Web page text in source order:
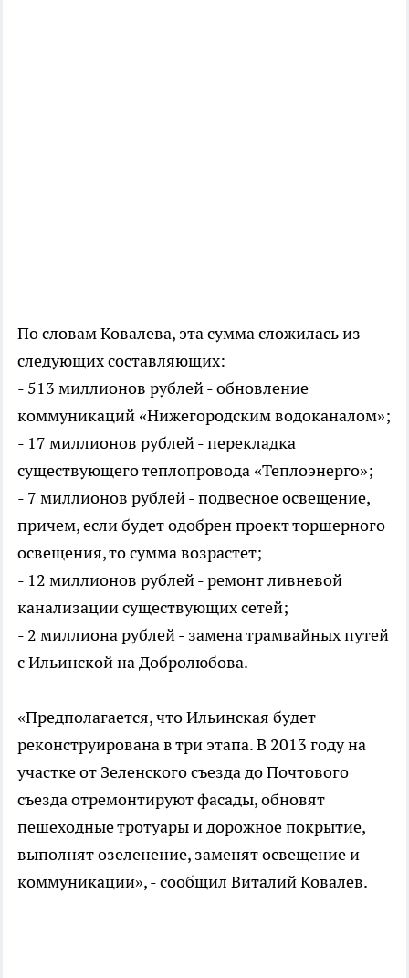
По словам Ковалева, эта сумма сложилась из
следующих составляющих:
- 513 миллионов рублей - обновление
коммуникаций «Нижегородским водоканалом»;
- 17 миллионов рублей - перекладка
существующего теплопровода «Теплоэнерго»;
- 7 миллионов рублей - подвесное освещение,
причем, если будет одобрен проект торшерного
освещения, то сумма возрастет;
- 12 миллионов рублей - ремонт ливневой
канализации существующих сетей;
- 2 миллиона рублей - замена трамвайных путей
с Ильинской на Добролюбова.
«Предполагается, что Ильинская будет
реконструирована в три этапа. В 2013 году на
участке от Зеленского съезда до Почтового
съезда отремонтируют фасады, обновят
пешеходные тротуары и дорожное покрытие,
выполнят озеленение, заменят освещение и
коммуникации», - сообщил Виталий Ковалев.